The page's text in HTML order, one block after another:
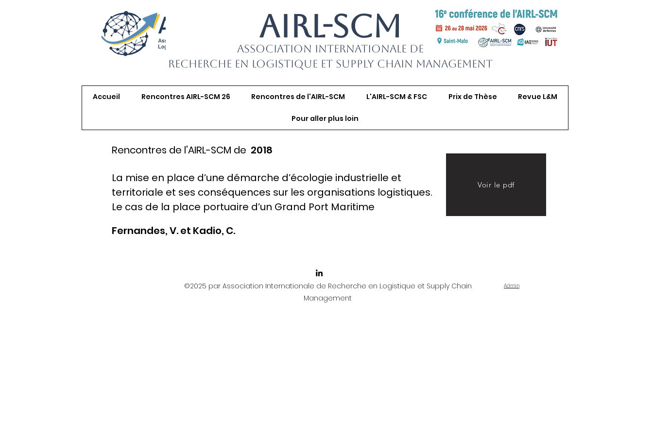
AIRL-SCM
Association Internationale de
Recherche en Logistique et Supply Chain Management
Accueil Rencontres AIRL-SCM 26 Rencontres de l'AIRL-SCM L'AIRL-SCM & FSC Prix de Thèse Revue L&M
Pour aller plus loin
Rencontres de l'AIRL-SCM de 2018
La mise en place d’une démarche d’écologie industrielle et
territoriale et ses conséquences sur les organisations logistiques.
Le cas de la place portuaire d’un Grand Port Maritime
Fernandes, V. et Kadio, C.
Voir le pdf
©2025 par Association Internationale de Recherche en Logistique et Supply Chain
Management
Admin